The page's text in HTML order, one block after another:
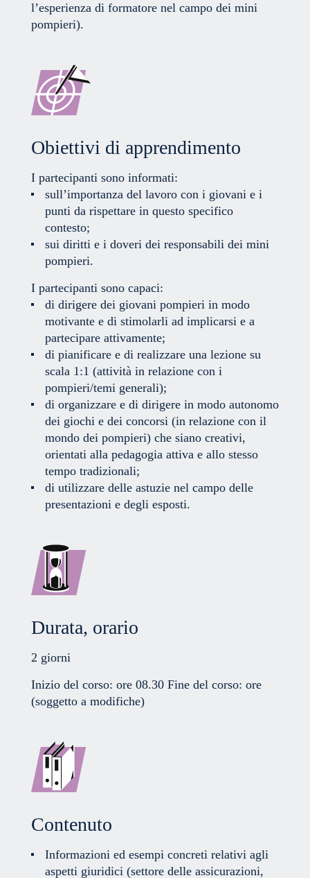
l’esperienza di formatore nel campo dei mini
pompieri).
Obiettivi di apprendimento
I partecipanti sono informati:
sull’importanza del lavoro con i giovani e i
punti da rispettare in questo specifico
contesto;
sui diritti e i doveri dei responsabili dei mini
pompieri.
I partecipanti sono capaci:
di dirigere dei giovani pompieri in modo
motivante e di stimolarli ad implicarsi e a
partecipare attivamente;
di pianificare e di realizzare una lezione su
scala 1:1 (attività in relazione con i
pompieri/temi generali);
di organizzare e di dirigere in modo autonomo
dei giochi e dei concorsi (in relazione con il
mondo dei pompieri) che siano creativi,
orientati alla pedagogia attiva e allo stesso
tempo tradizionali;
di utilizzare delle astuzie nel campo delle
presentazioni e degli esposti.
Durata, orario
2 giorni
Inizio del corso: ore 08.30 Fine del corso: ore
(soggetto a modifiche)
Contenuto
Informazioni ed esempi concreti relativi agli
aspetti giuridici (settore delle assicurazioni,